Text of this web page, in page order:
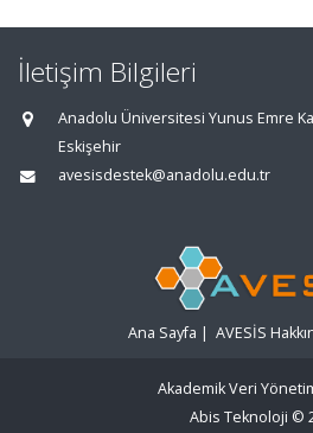
İletişim Bilgileri
Anadolu Üniversitesi Yunus Emre
Eskişehir
avesisdestek@anadolu.edu.tr
Ana Sayfa | AVESİS
Akademik Veri
Abis Teknoloji ©